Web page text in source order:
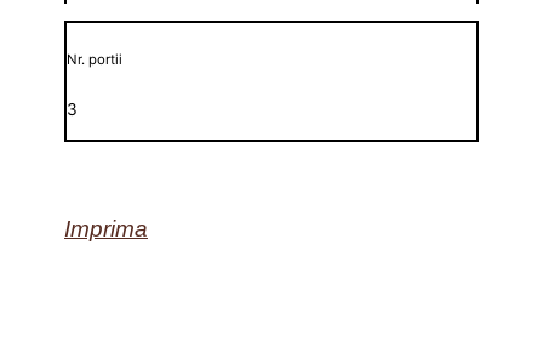
Nr. portii
3
Imprima